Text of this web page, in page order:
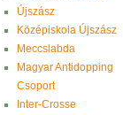
Újszász
Középiskola Újszász
Meccslabda
Magyar Antidopping
Csoport
Inter-Crosse